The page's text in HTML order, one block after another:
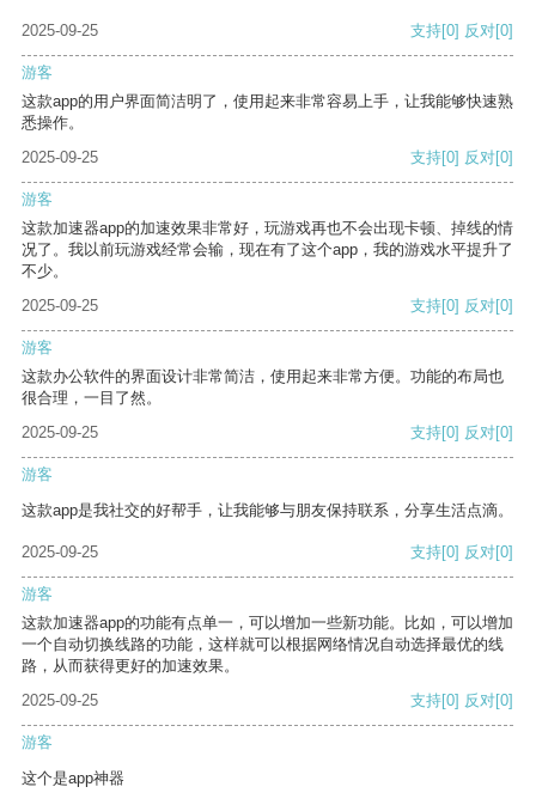
2025-09-25 支持[0] 反对[0]
游客
这款app的用户界面简洁明了，使用起来非常容易上手，让我能够快速熟
悉操作。
2025-09-25
支持[0] 反对[0]
游客
这款加速器app的加速效果非常好，玩游戏再也不会出现卡顿、掉线的情
况了。我以前玩游戏经常会输，现在有了这个app，我的游戏水平提升了
不少。
2025-09-25
支持[0] 反对[0]
游客
这款办公软件的界面设计非常简洁，使用起来非常方便。功能的布局也
很合理，一目了然。
2025-09-25
支持[0] 反对[0]
游客
这款app是我社交的好帮手，让我能够与朋友保持联系，分享生活点滴。
2025-09-25 支持[0] 反对[0]
游客
这款加速器app的功能有点单一，可以增加一些新功能。比如，可以增加
一个自动切换线路的功能，这样就可以根据网络情况自动选择最优的线
路，从而获得更好的加速效果。
2025-09-25
支持[0] 反对[0]
游客
这个是app神器